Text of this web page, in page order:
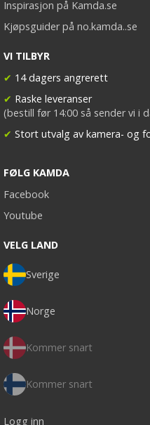
Inspirasjon på Kamda.se
Kjøpsguider på no.kamda..se
VI TILBYR
✔ 14 dagers angrerett
✔ Raske leveranser
(bestill før 14:00 så sender vi i
✔ Stort utvalg av kamera- og
FØLG KAMDA
Facebook
Youtube
VELG LAND
Sverige
Norge
Kommer snart
Kommer snart
Logg inn